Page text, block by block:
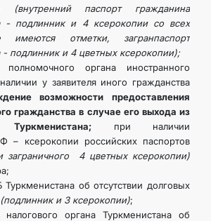
(внутренний паспорт гражданина
- подлинник и 4 ксерокопии со всех
имеются отметки, загранпаспорт
- подлинник и 4 цветных ксерокопии);
органа иностранного
у заявителя иного гражданства
возможности предоставления
гражданства в случае его выхода из
Туркменистана; при наличии
– ксерокопии российских паспортов
заграничного 4 цветных ксерокопии)
об отсутствии долговых
(подлинник и 3 ксерокопии);
органа Туркменистана об